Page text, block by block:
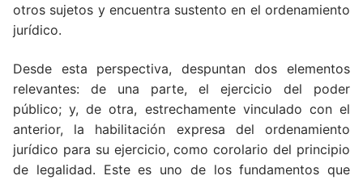
otros sujetos y encuentra sustento en el ordenamiento
jurídico.
Desde esta perspectiva, despuntan dos elementos
relevantes: de una parte, el ejercicio del poder
público; y, de otra, estrechamente vinculado con el
anterior, la habilitación expresa del ordenamiento
jurídico para su ejercicio, como corolario del principio
de legalidad. Este es uno de los fundamentos que